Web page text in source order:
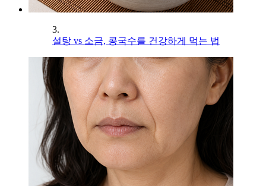
3.
설탕 vs 소금, 콩국수를 건강하게 먹는 법